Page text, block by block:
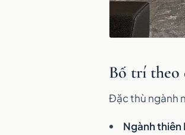
Bố trí theo
Đặc thù ngành
Ngành thiên